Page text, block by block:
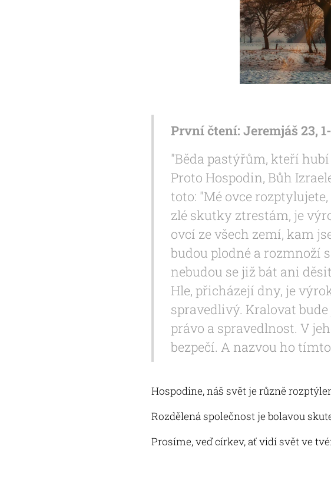
První čtení: Jeremjáš 23,
"Běda pastýřům, kteří
Proto Hospodin, Bůh
toto: "Mé ovce
zlé skutky ztrestám, je
ovcí ze všech zemí, kam
budou plodné a rozmnoží
nebudou se již bát ani
Hle, přicházejí dny, je
spravedlivý. Kralovat
právo a spravedlnost. V
bezpečí. A nazvou ho
Hospodine, náš svět je různě
Rozdělená společnost je bolavou
Prosíme, veď církev, ať vidí svět ve